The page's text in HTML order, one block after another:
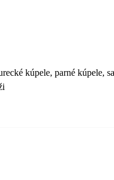
kúpele, parné kúpele,